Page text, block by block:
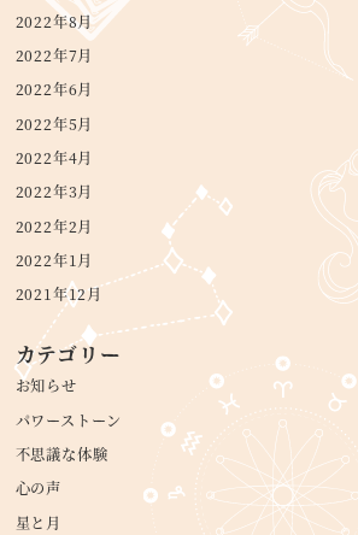
2022年8月
2022年7月
2022年6月
2022年5月
2022年4月
2022年3月
2022年2月
2022年1月
2021年12月
カテゴリー
お知らせ
パワーストーン
不思議な体験
心の声
星と月